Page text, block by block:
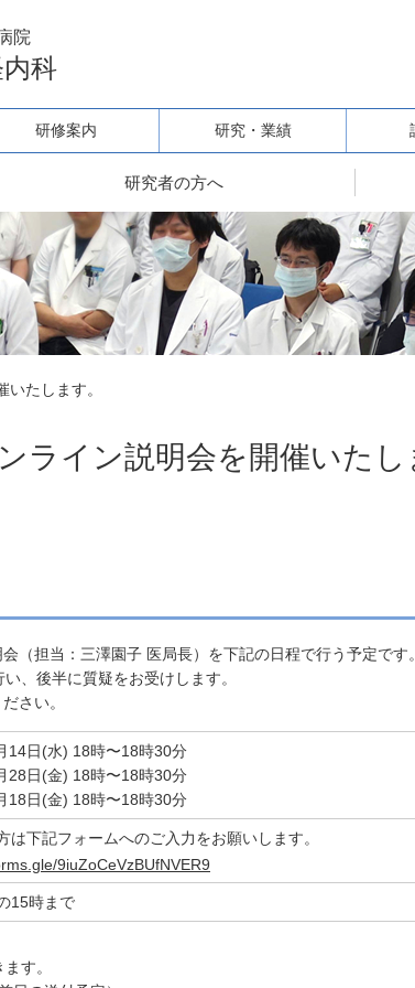
院
科
研修案内 研究・業績
研究者の方へ
たします。
ライン説明会を開催いたし
（担当：三澤園子 医局長）を下記の日程で行う予定です。
、後半に質疑をお受けします。
さい。
日(水) 18時〜18時30分
日(金) 18時〜18時30分
日(金) 18時〜18時30分
は下記フォームへのご入力をお願いします。
9iuZoCeVzBUfNVER9
15時まで
す。